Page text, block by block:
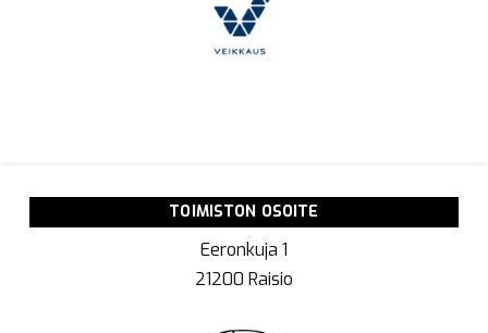
TOIMISTON OSOITE
Eeronkuja 1
21200 Raisio